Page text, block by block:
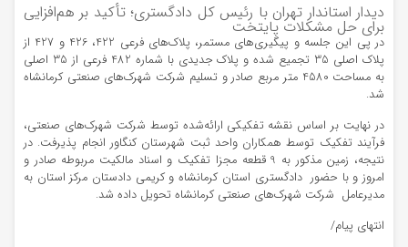
دیدار استاندار تهران با رئیس کل دادگستری؛ تأکید بر هم‌افزایی
برای حل مشکلات پایتخت
در پی این جلسه و پیگیری‌های مستمر، پلاک‌های فرعی 422، 426 و 427 از
پلاک اصلی 35 تجمیع شده و پلاک جدیدی با شماره 482 فرعی از 35 اصلی
به مساحت 4580 متر مربع صادر و تسلیم شرکت شهرک‌های صنعتی کرمانشاه
شد.
در نهایت بر اساس نقشه تفکیکی ارائه‌شده توسط شرکت شهرک‌های صنعتی،
فرآیند تفکیک توسط همکاران واحد ثبت شهرستان کنگاور انجام پذیرفت. در
نتیجه، زمین مذکور به 9 قطعه مجزا تفکیک و اسناد مالکیت مربوطه صادر و
امروز و با حضور دادگستری استان کرمانشاه و کریمی دادستان مرکز استان به
مدیرعامل شرکت شهرک‌های صنعتی کرمانشاه تحویل داده شد.
انتهای پیام/